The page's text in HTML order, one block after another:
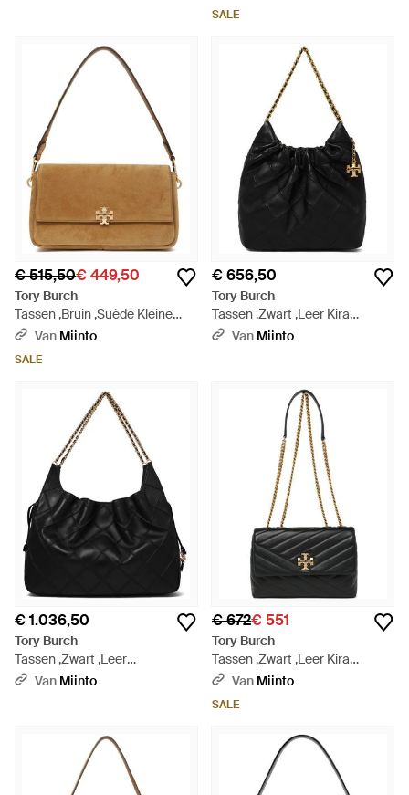
SALE
€ 515,50€ 449,50
Tory Burch
Tassen ,Bruin ,Suède Kleine
Charlie Suède Schoudertas -
Van Miinto
SALE
€ 656,50
Tory Burch
Tassen ,Zwart ,Leer Kira
Ruched Small Convertible
Van Miinto
€ 1.036,50
Tory Burch
Tassen ,Zwart ,Leer
Gewatteerde Leren
Van Miinto
€ 672€ 551
Tory Burch
Tassen ,Zwart ,Leer Kira
Chevron Small Shoulder Bag -
Van Miinto
SALE